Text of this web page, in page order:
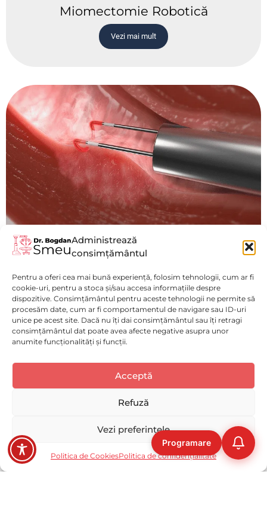
Administrează
consimțământul
Pentru a oferi cea mai bună experiență, folosim tehnologii, cum ar fi
cookie-uri, pentru a stoca și/sau accesa informațiile despre
dispozitive. Consimțământul pentru aceste tehnologii ne permite să
procesăm date, cum ar fi comportamentul de navigare sau ID-uri
unice pe acest site. Dacă nu îți dai consimțământul sau îți retragi
consimțământul dat poate avea afecte negative asupra unor
anumite funcționalități și funcții.
Acceptă
Refuză
Vezi preferințele
Politica de CookiesPolitica de confidențialitate
Miomectomie Robotică
Vezi mai mult
Miomectomie Laparoscopică
Vezi mai mult
Copyright © 2023-2026 DR SMEU MEDSERV S.R.L, CUI: 43755062,
Reg. Com. J40/2850/2021
Cum ți-ai evalua experiența pe acest website?
o
1
la
5
Foarte bună
Următoarea
Programare